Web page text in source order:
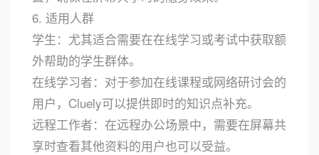
6. 适用人群
学生：尤其适合需要在在线学习或考试中获取额
外帮助的学生群体。
在线学习者：对于参加在线课程或网络研讨会的
用户，Cluely可以提供即时的知识点补充。
远程工作者：在远程办公场景中，需要在屏幕共
享时查看其他资料的用户也可以受益。